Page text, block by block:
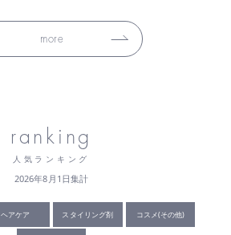
more
ranking
人気ランキング
2026年8月1日集計
ヘアケア スタイリング剤 コスメ(その他)